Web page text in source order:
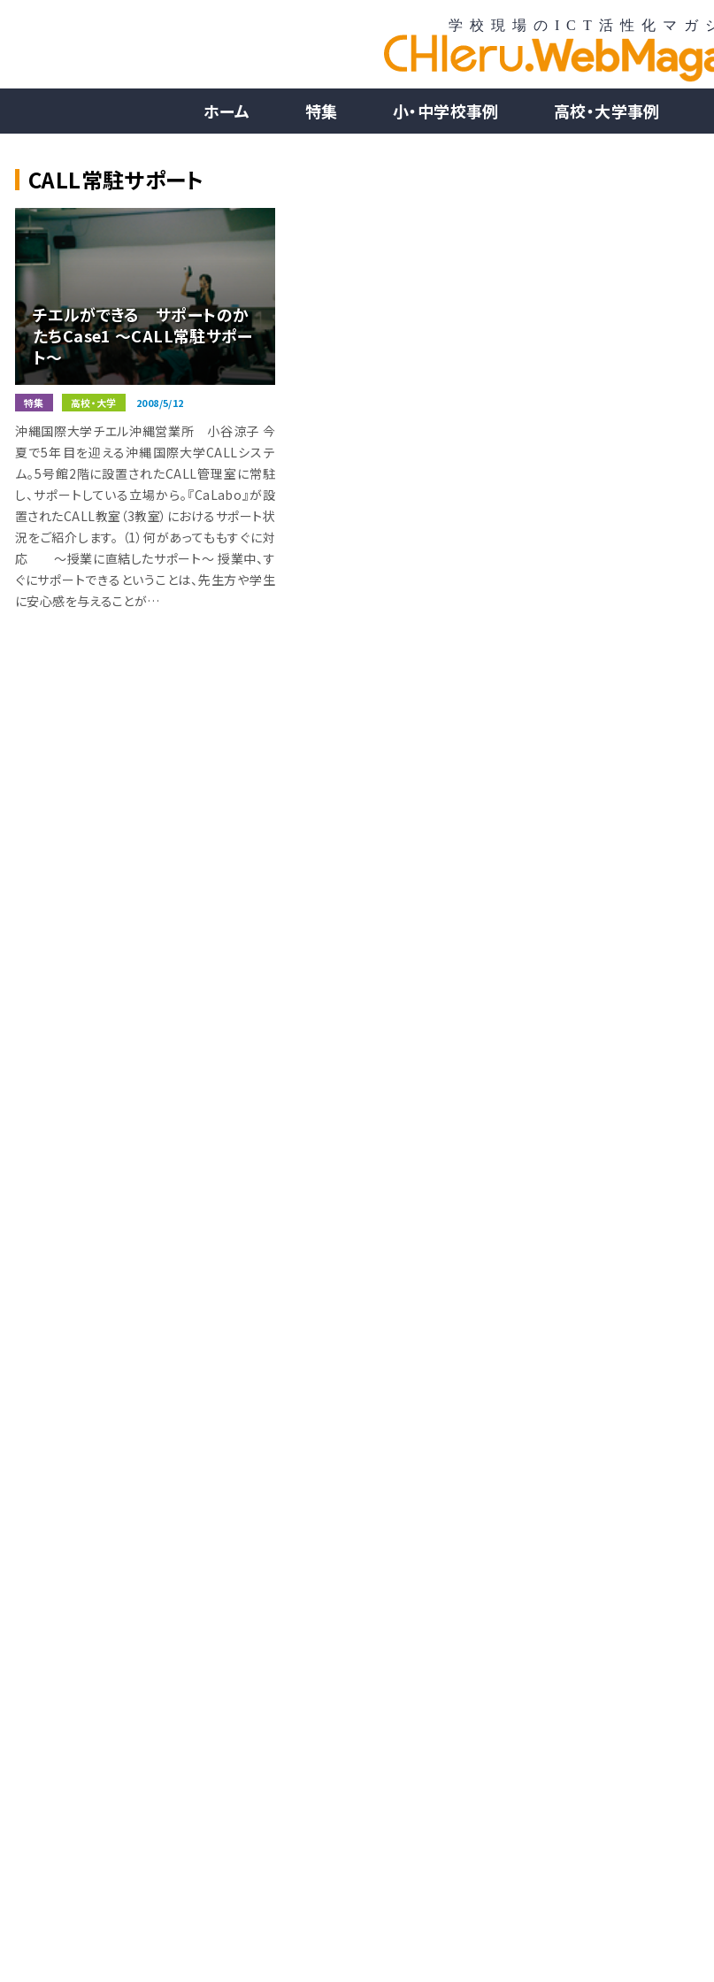
ホーム 特集 小・中学校事例 高校・大学事例
CALL常駐サポート
チエルができる サポートのか
たちCase1 ～CALL常駐サポー
ト～
特集 高校・大学 2008/5/12
沖縄国際大学チエル沖縄営業所 小谷涼子 今
夏で5年目を迎える沖縄国際大学CALLシステ
ム。5号館2階に設置されたCALL管理室に常駐
し、サポートしている立場から。『CaLabo』が設
置されたCALL教室（3教室）におけるサポート状
況をご紹介します。 （1）何があってももすぐに対
応 ～授業に直結したサポート～ 授業中、す
ぐにサポートできるということは、先生方や学生
に安心感を与えることが…